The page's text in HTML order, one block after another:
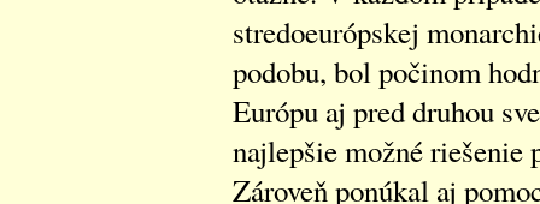
stredoeurópskej
podobu, bol počinom
Európu aj pred druhou
najlepšie možné
Zároveň ponúkal aj